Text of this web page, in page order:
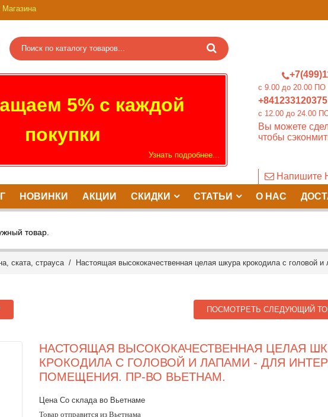
c 9.00 до 20.00
+841233120375
c 12.00 до
Вы можете
чтобы
Напишите
5% с каждой
покупки
Узнать подробнее...
НОВИНКИ АКЦИИ СКИДКИ СТАТЬИ О НАС
товар.
ската, страуса/ Настоящая высококачественная целая шкура крокодила с головой
ПОСМОТРЕТЬ СЛЕДУЮЩИЙ
НАСТОЯЩАЯ ВЫСОКОКАЧЕСТВЕННАЯ ЦЕЛАЯ
КРОКОДИЛА С ГОЛОВОЙ И ЛАПАМИ - ДЛЯ
ПОМЕЩЕНИЯ. ПР-ВО ВЬЕТНАМ.
Цена Со склада во Вьетнаме
Товар отправится из Вьетнама